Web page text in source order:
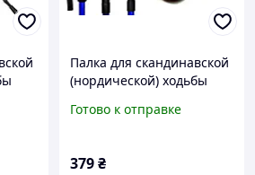
Палка для скандинавской
(нордической) ходьбы
алюминиевая 1 шт Синий
Готово к отправке
379₴